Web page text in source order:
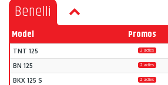
Benelli
Model Promos
TNT 125 2 acties
BN 125 2 acties
BKX 125 S 2 acties